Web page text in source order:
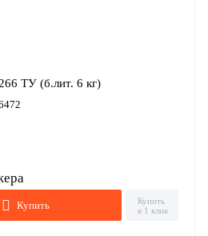
ТУ (б.лит. 6 кг)
Купить
Купить
в 1 клик